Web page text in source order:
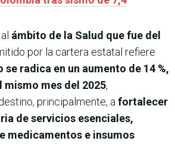
ámbito de la Salud que fue del
por la cartera estatal refiere
radica en un aumento de 14 %,
mismo mes del 2025,
principalmente, a fortalecer
de servicios esenciales,
medicamentos e insumos